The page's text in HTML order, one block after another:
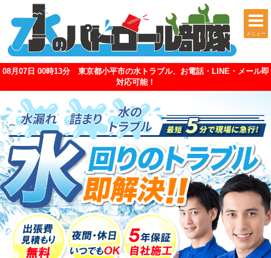
メニュー
08月07日 00時13分 東京都小平市の水トラブル、お電話・LINE・メール即
対応可能！